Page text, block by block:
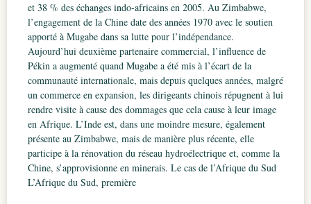
et 38 % des échanges indo-africains en 2005. Au Zimbabwe,
l’engagement de la Chine date des années 1970 avec le soutien
apporté à Mugabe dans sa lutte pour l’indépendance.
Aujourd’hui deuxième partenaire commercial, l’influence de
Pékin a augmenté quand Mugabe a été mis à l’écart de la
communauté internationale, mais depuis quelques années, malgré
un commerce en expansion, les dirigeants chinois répugnent à lui
rendre visite à cause des dommages que cela cause à leur image
en Afrique. L’Inde est, dans une moindre mesure, également
présente au Zimbabwe, mais de manière plus récente, elle
participe à la rénovation du réseau hydroélectrique et, comme la
Chine, s’approvisionne en minerais. Le cas de l’Afrique du Sud
L’Afrique du Sud, première